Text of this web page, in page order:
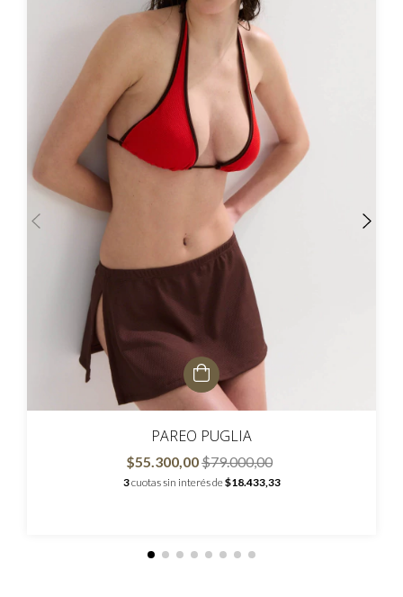
PAREO PUGLIA
$55.300,00$79.000,00
3cuotas sin interés de$18.433,33